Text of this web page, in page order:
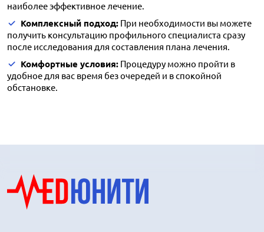
наиболее эффективное лечение.
Комплексный подход: При необходимости вы можете
получить консультацию профильного специалиста сразу
после исследования для составления плана лечения.
Комфортные условия: Процедуру можно пройти в
удобное для вас время без очередей и в спокойной
обстановке.